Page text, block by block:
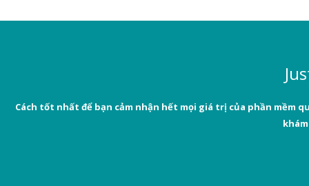
Cách tốt nhất để bạn cảm nhận hết mọi giá trị của phần mềm